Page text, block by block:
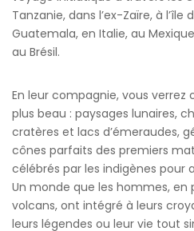
Tanzanie, dans l’ex-Zaïre, à l’île
Guatemala, en Italie, au
au Brésil.
En leur compagnie, vous
plus beau : paysages lunaires,
cratères et lacs d’émeraudes,
cônes parfaits des premiers
célébrés par les indigènes pour
Un monde que les hommes, en
volcans, ont intégré à leurs
leurs légendes ou leur vie tout